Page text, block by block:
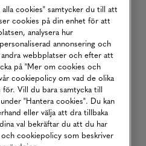
cookies" samtycker du till att
cookies på din enhet för att
analysera hur
annonsering och
webbplatser och efter att
på "Mer om cookies och
cookiepolicy om vad de olika
för. Vill du bara samtycka till
"Hantera cookies". Du kan
eller välja att dra tillbaka
val bekräftar du att du har
cookiepolicy som beskriver